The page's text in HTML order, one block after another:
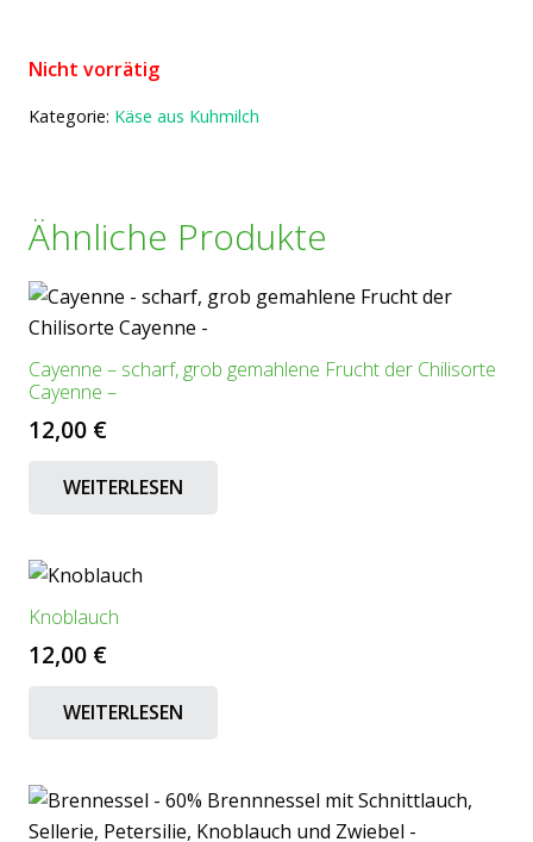
Nicht vorrätig
Kategorie: Käse aus Kuhmilch
Ähnliche Produkte
Cayenne – scharf, grob gemahlene Frucht der Chilisorte
Cayenne –
12,00 €
WEITERLESEN
Knoblauch
12,00 €
WEITERLESEN